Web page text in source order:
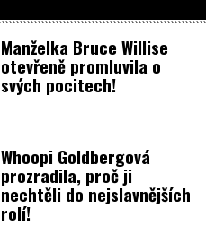
Manželka Bruce Willise
otevřeně promluvila o
svých pocitech!
Whoopi Goldbergová
prozradila, proč ji
nechtěli do nejslavnějších
rolí!